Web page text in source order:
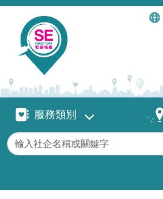
移至主內容
服務類別服務類別 地區
關鍵字